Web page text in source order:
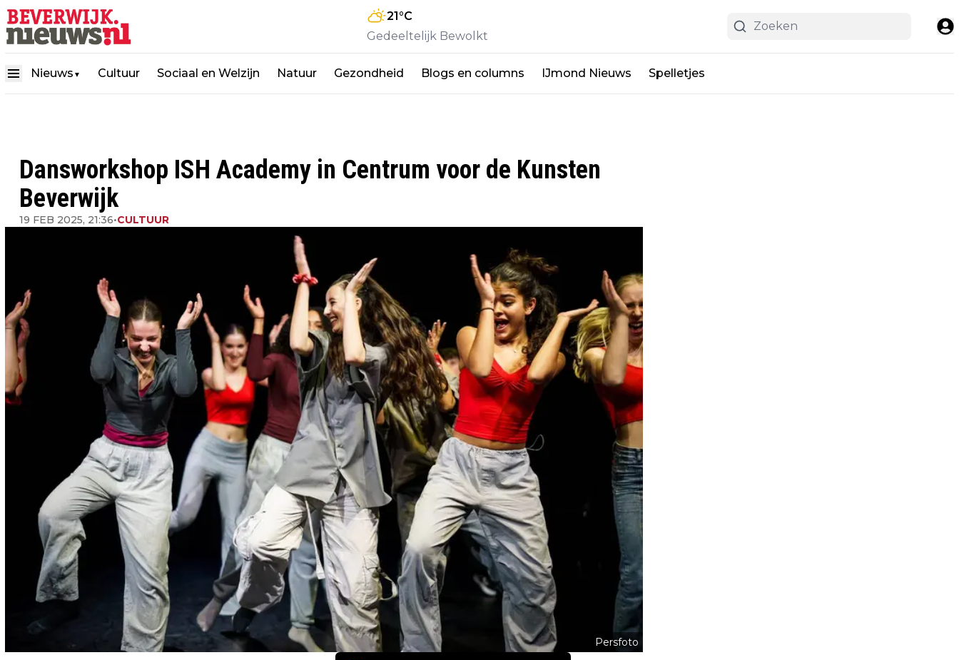
21°C
Gedeeltelijk Bewolkt
Nieuws ▼ Cultuur Sociaal en Welzijn Natuur Gezondheid Blogs en columns IJmond Nieuws Spelletjes
Dansworkshop ISH Academy in Centrum voor de Kunsten
Beverwijk
19 FEB 2025, 21:36•CULTUUR
Persfoto